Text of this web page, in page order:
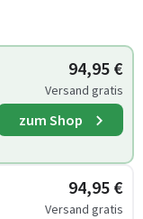
94,95 €
Versand gratis
zum Shop
94,95 €
Versand gratis